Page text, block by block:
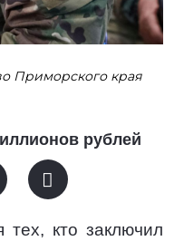
Приморского края
рублей
кто заключил